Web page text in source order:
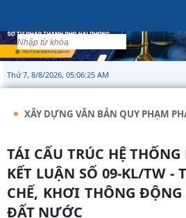
Thứ 7, 8/8/2026, 05:06:26 AM
XÂY DỰNG VĂN BẢN QUY PHẠM
TÁI CẤU TRÚC HỆ THỐNG PHÁP LUẬT THEO
KẾT LUẬN SỐ 09-KL/TW -
CHẾ, KHƠI THÔNG
ĐẤT NƯỚC